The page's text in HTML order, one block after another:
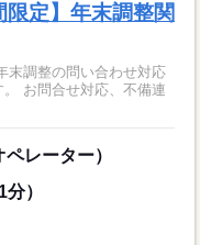
限定】年末調整関
末調整の問い合わせ対応
連
レーター）
）